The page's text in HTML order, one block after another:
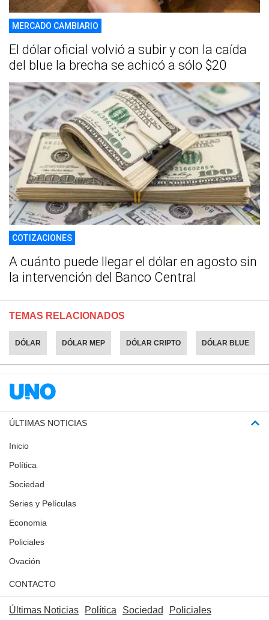
MERCADO CAMBIARIO
El dólar oficial volvió a subir y con la caída
del blue la brecha se achicó a sólo $20
COTIZACIONES
A cuánto puede llegar el dólar en agosto sin
la intervención del Banco Central
TEMAS RELACIONADOS
DÓLAR DÓLAR MEP DÓLAR CRIPTO DÓLAR BLUE
ÚLTIMAS NOTICIAS
Inicio
Política
Sociedad
Series y Películas
Economia
Policiales
Ovación
CONTACTO
Últimas Noticias Política Sociedad Policiales